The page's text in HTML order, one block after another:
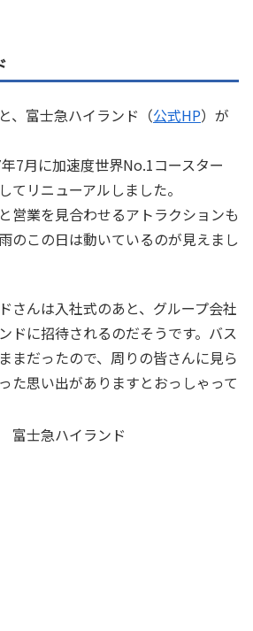
、富士急ハイランド（公式HP）が
年7月に加速度世界No.1コースター
てリニューアルしました。
営業を見合わせるアトラクションも
のこの日は動いているのが見えまし
さんは入社式のあと、グループ会社
ドに招待されるのだそうです。バス
まだったので、周りの皆さんに見ら
た思い出がありますとおっしゃって